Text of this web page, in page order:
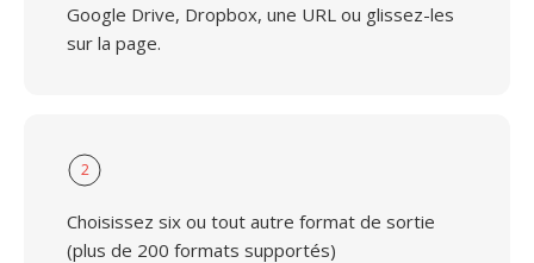
Google Drive, Dropbox, une URL ou glissez-les
sur la page.
2
Choisissez six ou tout autre format de sortie
(plus de 200 formats supportés)